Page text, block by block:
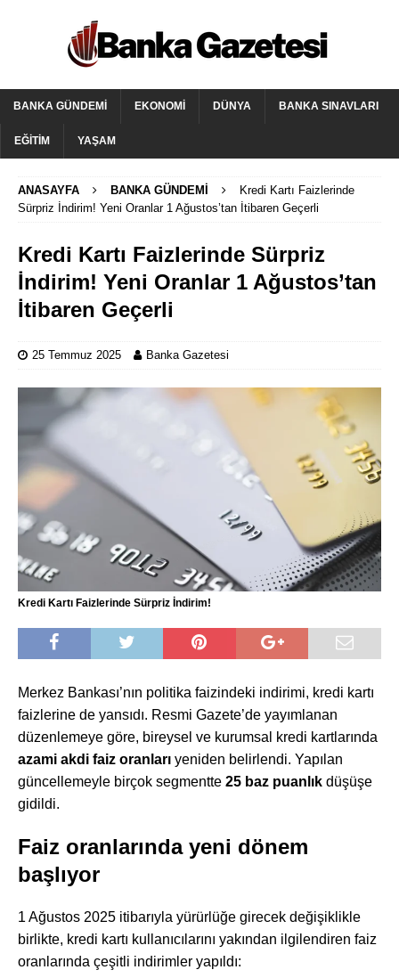
BANKA GÜNDEMI EKONOMI DÜNYA BANKA SINAVLARI
EĞITIM YAŞAM
ANASAYFA BANKA GÜNDEMI
Kredi Kartı Faizlerinde
Sürpriz İndirim! Yeni Oranlar 1 Ağustos’tan İtibaren Geçerli
Kredi Kartı Faizlerinde Sürpriz
İndirim! Yeni Oranlar 1 Ağustos’tan
İtibaren Geçerli
25 Temmuz 2025 Banka Gazetesi
Kredi Kartı Faizlerinde Sürpriz İndirim!
Merkez Bankası’nın politika faizindeki indirimi, kredi kartı
faizlerine de yansıdı. Resmi Gazete’de yayımlanan
düzenlemeye göre, bireysel ve kurumsal kredi kartlarında
azami akdi faiz oranları yeniden belirlendi. Yapılan
güncellemeyle birçok segmentte 25 baz puanlık düşüşe
gidildi.
Faiz oranlarında yeni dönem
başlıyor
1 Ağustos 2025 itibarıyla yürürlüğe girecek değişiklikle
birlikte, kredi kartı kullanıcılarını yakından ilgilendiren faiz
oranlarında çeşitli indirimler yapıldı: